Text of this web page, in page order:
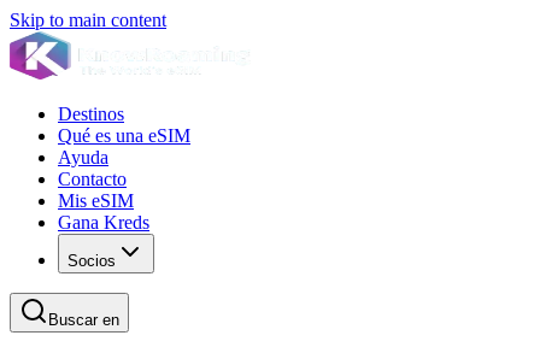
Skip to main content
Destinos
Qué es una eSIM
Ayuda
Contacto
Mis eSIM
Gana Kreds
Socios
Buscar en